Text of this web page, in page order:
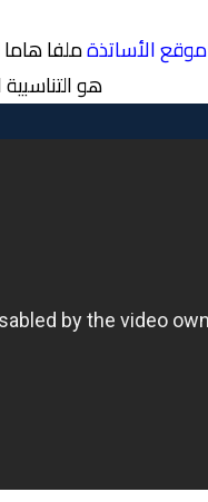
موقع الأساتذةملفا هاما
هو